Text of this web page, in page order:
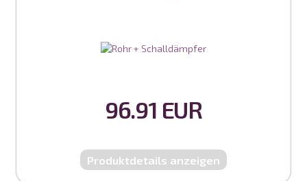
96.91 EUR
Produktdetails anzeigen